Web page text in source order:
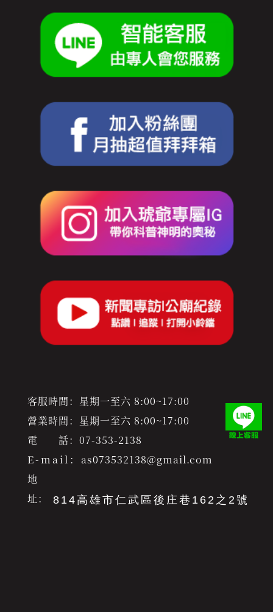
客服時間：星期一至六 8:00~17:00
營業時間：星期一至六 8:00~17:00
電 話： 07-353-2138
E-mail： as073532138@gmail.com
地
址：
814高雄市仁武區後庄巷162之2號